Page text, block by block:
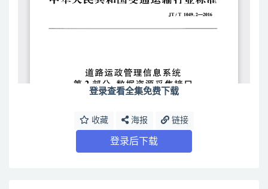
登录查看全集免费下载
收藏 海报 链接
登录后下载